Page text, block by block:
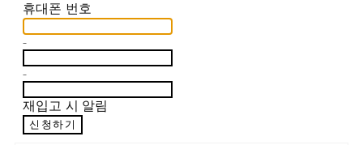
휴대폰 번호
-
-
재입고 시 알림
신청하기